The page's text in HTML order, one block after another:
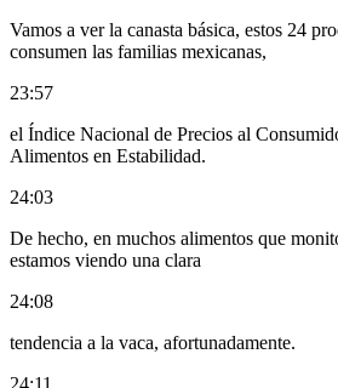
Vamos a ver la canasta básica, estos 24
consumen las familias mexicanas,
23:57
el Índice Nacional de Precios al
Alimentos en Estabilidad.
24:03
De hecho, en muchos alimentos que
estamos viendo una clara
24:08
tendencia a la vaca, afortunadamente.
24:11